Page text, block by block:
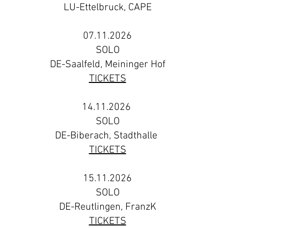
LU-Ettelbruck, CAPE
07.11.2026
SOLO
DE-Saalfeld, Meininger Hof
TICKETS
14.11.2026 ​
SOLO
DE-Biberach, Stadthalle
TICKETS​​
15.11.2026
SOLO
DE-Reutlingen, FranzK
TICKETS​​